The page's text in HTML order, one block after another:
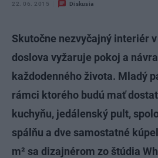
22. 06. 2015 Diskusia
Skutočne nezvyčajný interiér
doslova vyžaruje pokoj a
každodenného života. Mladý
rámci ktorého budú mať
kuchyňu, jedálenský pult,
spálňu a dve samostatné
m² sa dizajnérom zo štúdia